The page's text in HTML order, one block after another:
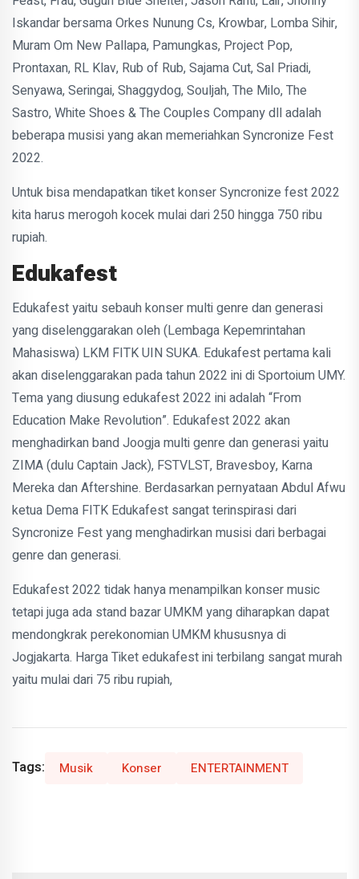
Iskandar bersama Orkes Nunung Cs, Krowbar, Lomba Sihir,
Muram Om New Pallapa, Pamungkas, Project Pop,
Prontaxan, RL Klav, Rub of Rub, Sajama Cut, Sal Priadi,
Senyawa, Seringai, Shaggydog, Souljah, The Milo, The
Sastro, White Shoes & The Couples Company dll adalah
beberapa musisi yang akan memeriahkan Syncronize Fest
2022.
Untuk bisa mendapatkan tiket konser Syncronize fest 2022
kita harus merogoh kocek mulai dari 250 hingga 750 ribu
rupiah.
Edukafest
Edukafest yaitu sebauh konser multi genre dan generasi
yang diselenggarakan oleh (Lembaga Kepemrintahan
Mahasiswa) LKM FITK UIN SUKA. Edukafest pertama kali
akan diselenggarakan pada tahun 2022 ini di Sportoium UMY.
Tema yang diusung edukafest 2022 ini adalah “From
Education Make Revolution”. Edukafest 2022 akan
menghadirkan band Joogja multi genre dan generasi yaitu
ZIMA (dulu Captain Jack), FSTVLST, Bravesboy, Karna
Mereka dan Aftershine. Berdasarkan pernyataan Abdul Afwu
ketua Dema FITK Edukafest sangat terinspirasi dari
Syncronize Fest yang menghadirkan musisi dari berbagai
genre dan generasi.
Edukafest 2022 tidak hanya menampilkan konser music
tetapi juga ada stand bazar UMKM yang diharapkan dapat
mendongkrak perekonomian UMKM khususnya di
Jogjakarta. Harga Tiket edukafest ini terbilang sangat murah
yaitu mulai dari 75 ribu rupiah,
Tags: Musik Konser ENTERTAINMENT